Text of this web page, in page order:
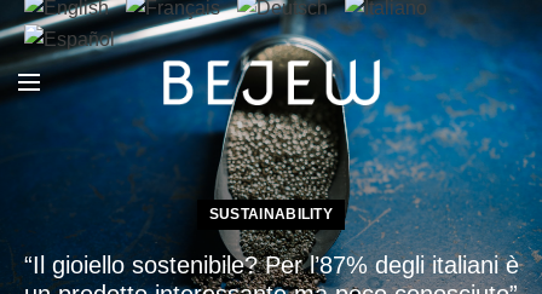
SUSTAINABILITY
“Il gioiello sostenibile? Per l’87% degli italiani è